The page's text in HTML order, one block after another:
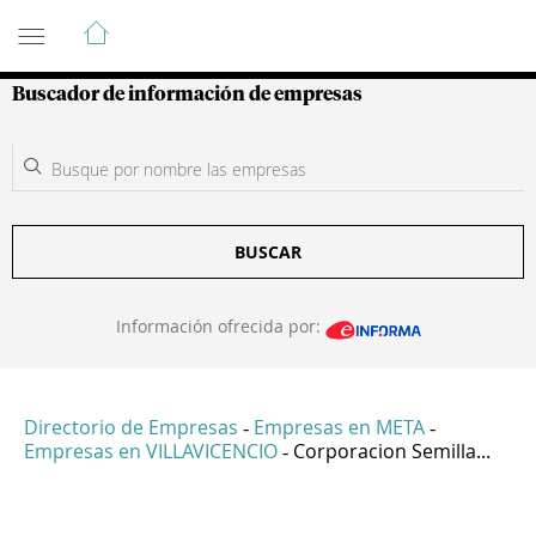
Guía de Empresas Colombianas
Buscador de información de empresas
BUSCAR
Información ofrecida por:
Directorio de Empresas - Empresas en META -
Empresas en VILLAVICENCIO - Corporacion Semilla...